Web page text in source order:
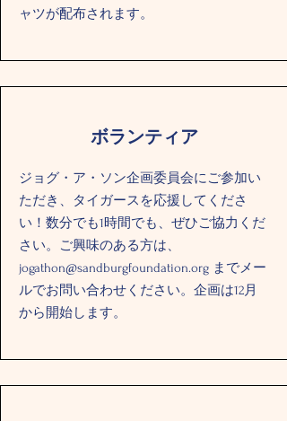
ャツが配布されます。
ボランティア
ジョグ・ア・ソン企画委員会にご参加い
ただき、タイガースを応援してくださ
い！数分でも1時間でも、ぜひご協力くだ
さい。ご興味のある方は、
jogathon@sandburgfoundation.orgまでメー
ルでお問い合わせください。企画は12月
から開始します。